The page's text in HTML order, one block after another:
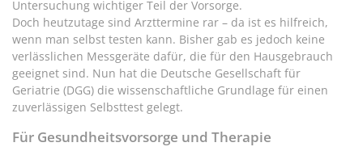
Untersuchung wichtiger Teil der Vorsorge.
Doch heutzutage sind Arzttermine rar – da ist es hilfreich,
wenn man selbst testen kann. Bisher gab es jedoch keine
verlässlichen Messgeräte dafür, die für den Hausgebrauch
geeignet sind. Nun hat die Deutsche Gesellschaft für
Geriatrie (DGG) die wissenschaftliche Grundlage für einen
zuverlässigen Selbsttest gelegt.
Für Gesundheitsvorsorge und Therapie